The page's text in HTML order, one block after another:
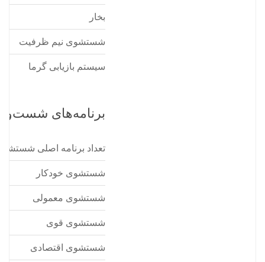
بخار
شستشوی نیم ظرفیت
سیستم بازیابی گرما
برنامه‌های
تعداد برنامه اصلی شستشو
شستشوی خودکار
شستشوی معمولی
شستشوی قوی
شستشوی اقتصادی